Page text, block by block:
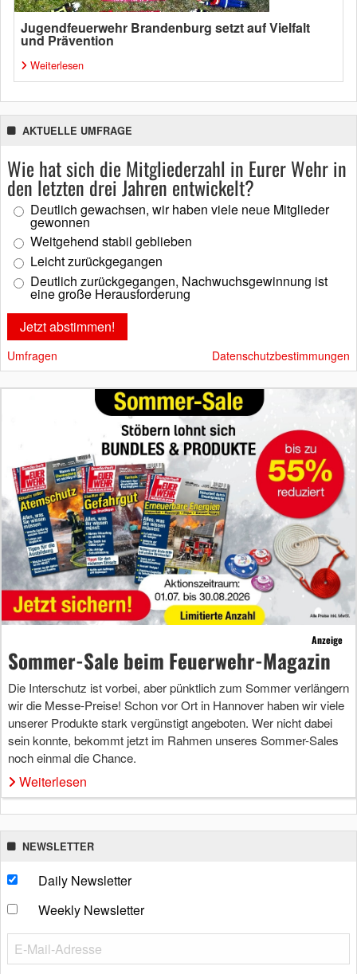
Jugendfeuerwehr Brandenburg setzt auf Vielfalt
und Prävention
Weiterlesen
AKTUELLE UMFRAGE
Wie hat sich die Mitgliederzahl in Eurer Wehr in
den letzten drei Jahren entwickelt?
Deutlich gewachsen, wir haben viele neue Mitglieder
gewonnen
Weitgehend stabil geblieben
Leicht zurückgegangen
Deutlich zurückgegangen, Nachwuchsgewinnung ist
eine große Herausforderung
Umfragen Datenschutzbestimmungen
Anzeige
Sommer-Sale beim Feuerwehr-Magazin
Die Interschutz ist vorbei, aber pünktlich zum Sommer verlängern
wir die Messe-Preise! Schon vor Ort in Hannover haben wir viele
unserer Produkte stark vergünstigt angeboten. Wer nicht dabei
sein konnte, bekommt jetzt im Rahmen unseres Sommer-Sales
noch einmal die Chance.
Weiterlesen
NEWSLETTER
Daily Newsletter
Weekly Newsletter